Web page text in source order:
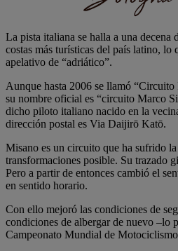
La pista italiana se halla a una decena
costas más turísticas del país latino, lo
apelativo de “adriático”.
Aunque hasta 2006 se llamó
su nombre oficial es “circuito Marco
dicho piloto italiano nacido en la
dirección postal es Via Daijirō Katō.
Misano es un circuito que ha sufrido
transformaciones posible. Su trazado
Pero a partir de entonces cambió el
en sentido horario.
Con ello mejoró las condiciones de
condiciones de albergar de nuevo –lo
Campeonato Mundial de